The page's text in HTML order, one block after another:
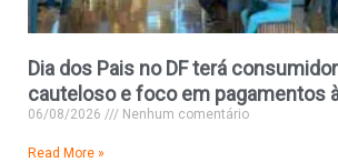
Dia dos Pais no DF terá
cauteloso e foco em pagamentos
06/08/2026 Nenhum comentário
Read More »